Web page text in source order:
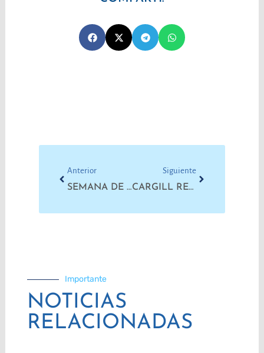
Anterior
SEMANA DE PAROS: EL EFECTO DE LA POLÍTICA DE LA CHICANA BARATA
Siguiente
CARGILL RETOMÓ ACTIVIDADES TRAS DURA AUDIENCIA
Importante
NOTICIAS
RELACIONADAS